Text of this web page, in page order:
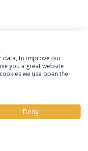
e Condições
Dados
Portuguesa
data, to improve our
you a great website
we use open the
Deny